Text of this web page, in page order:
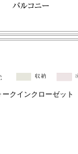
クインクローゼット